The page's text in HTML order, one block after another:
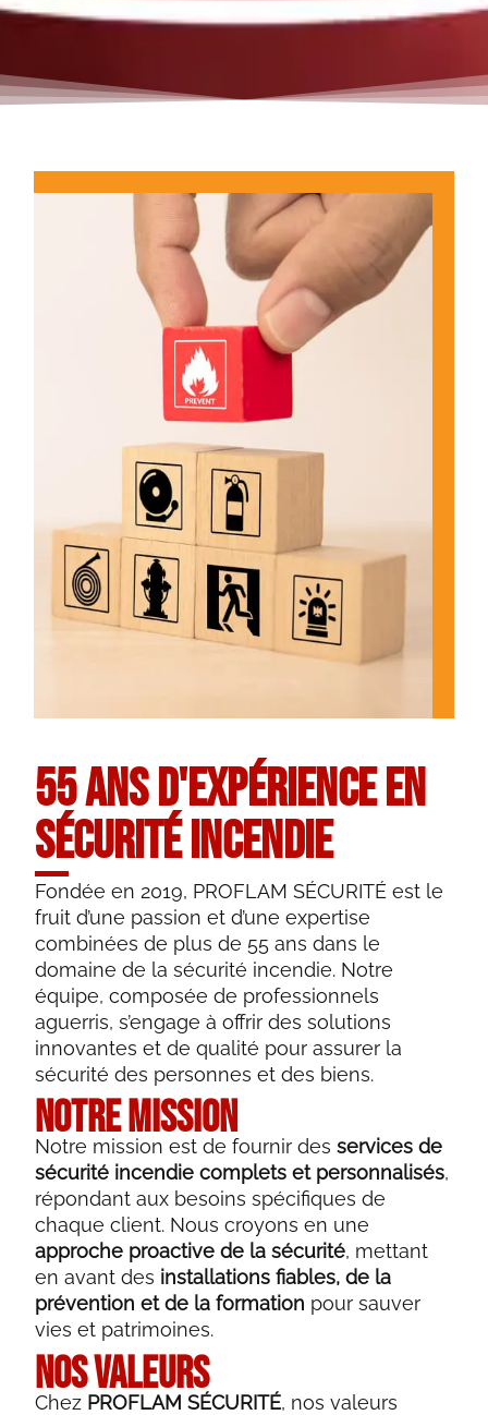
55 ANS D'EXPÉRIENCE EN
SÉCURITÉ INCENDIE
Fondée en 2019, PROFLAM SÉCURITÉ est le
fruit d’une passion et d’une expertise
combinées de plus de 55 ans dans le
domaine de la sécurité incendie. Notre
équipe, composée de professionnels
aguerris, s’engage à offrir des solutions
innovantes et de qualité pour assurer la
sécurité des personnes et des biens.
notre mission
Notre mission est de fournir des services de
sécurité incendie complets et personnalisés,
répondant aux besoins spécifiques de
chaque client. Nous croyons en une
approche proactive de la sécurité, mettant
en avant des installations fiables, de la
prévention et de la formation pour sauver
vies et patrimoines.
Nos valeurs
Chez PROFLAM SÉCURITÉ, nos valeurs